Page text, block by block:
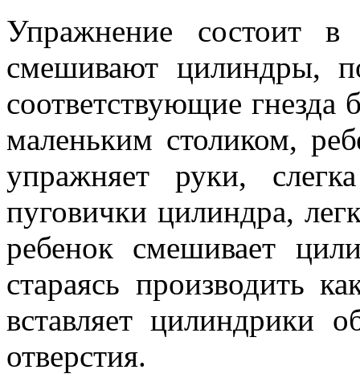
Упражнение состоит
смешивают цилиндры,
соответствующие гнезда
маленьким столиком,
упражняет руки,
пуговички цилиндра,
ребенок смешивает
стараясь производить
вставляет цилиндрики
отверстия.